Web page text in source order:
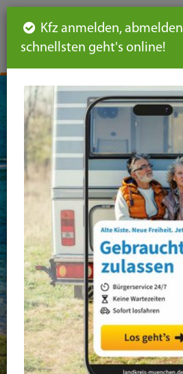
Seiteninhalt
Hauptnavigation
Seitennavigation
leichte
Sprache
Kfz anmelden,
schnellsten geht's online!